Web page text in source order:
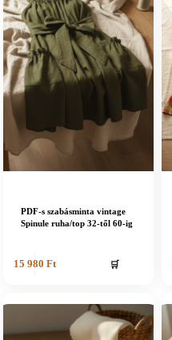
PDF-s szabásminta vintage
Spinule ruha/top 32-től 60-ig
15 980 Ft 🛒